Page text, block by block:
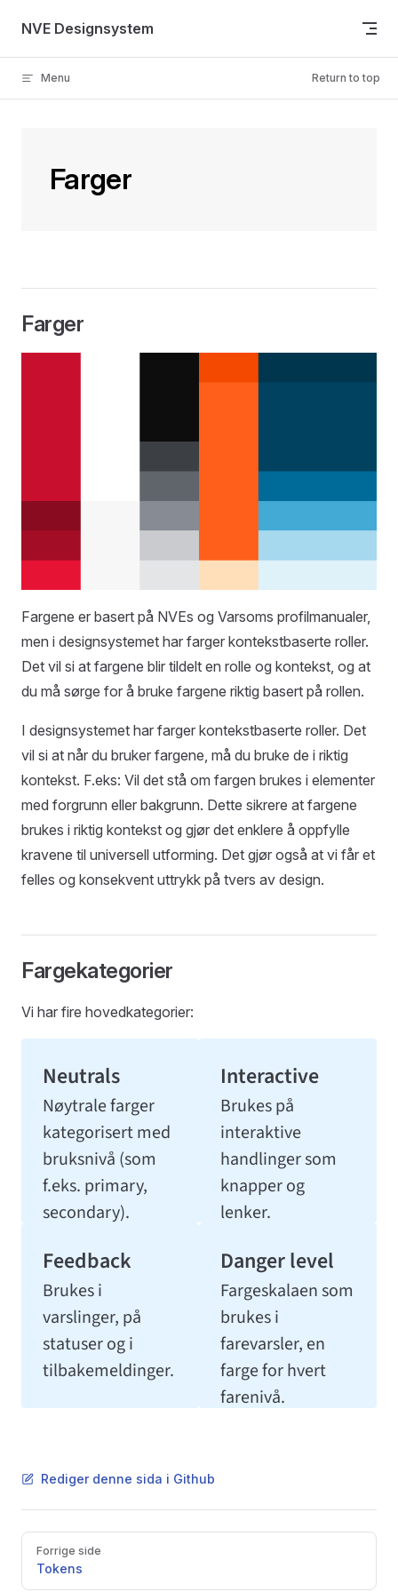
Skip to content
NVE Designsystem
Menu Return to top
Farger
Farger
Fargene er basert på NVEs og Varsoms profilmanualer,
men i designsystemet har farger kontekstbaserte roller.
Det vil si at fargene blir tildelt en rolle og kontekst, og at
du må sørge for å bruke fargene riktig basert på rollen.
I designsystemet har farger kontekstbaserte roller. Det
vil si at når du bruker fargene, må du bruke de i riktig
kontekst. F.eks: Vil det stå om fargen brukes i elementer
med forgrunn eller bakgrunn. Dette sikrere at fargene
brukes i riktig kontekst og gjør det enklere å oppfylle
kravene til universell utforming. Det gjør også at vi får et
felles og konsekvent uttrykk på tvers av design.
Fargekategorier
Vi har fire hovedkategorier:
Nøytrale farger
kategorisert med
bruksnivå (som
f.eks. primary,
secondary).
Brukes på
interaktive
handlinger som
knapper og
lenker.
Brukes i
varslinger, på
statuser og i
tilbakemeldinger.
Fargeskalaen som
brukes i
farevarsler, en
farge for hvert
farenivå.
Rediger denne sida i Github
PagerForrige side
Tokens